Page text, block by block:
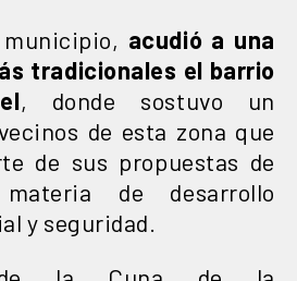
acudió a una
tradicionales el barrio
, donde sostuvo un
de esta zona que
de sus propuestas de
de desarrollo
y seguridad.